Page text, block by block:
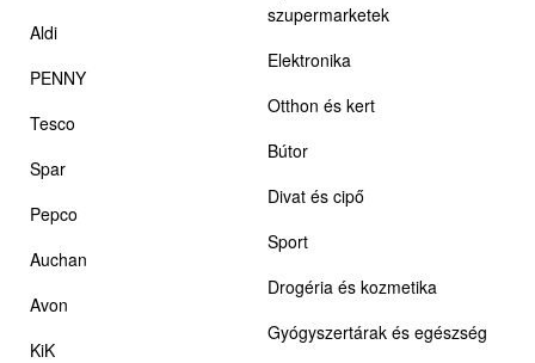
Aldi
PENNY
Tesco
Spar
Pepco
Auchan
Avon
KiK
szupermarketek
Elektronika
Otthon és kert
Bútor
Divat és cipő
Sport
Drogéria és kozmetika
Gyógyszertárak és egészség